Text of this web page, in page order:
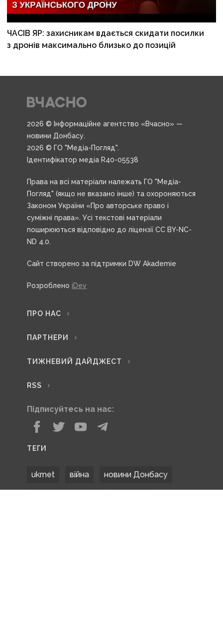
ЧАСІВ ЯР: захисникам вдається скидати посилки
з дронів максимально близько до позицій
2026 © Інформаційне агентство «Вчасно» —
новини Донбасу.
2026 © ГО "Медіа-Погляд".
Ідентифікатор медіа R40-05538
Права на всі матеріали належать ГО "Медіа-
Погляд" (якщо не вказано інше) та охороняються
Законом України «Про авторське право і
суміжні права». Усі текстові матеріали
поширюються відповідно до ліцензії CC BY-NC-
ND 4.0.
Сайт створено за підтримки DW Akademie
Розроблено iDev
ПРО НАС
ПАРТНЕРИ
ТИЖНЕВИЙ ДАЙДЖЕСТ
RSS
Підписуйтесь на нас:
ТЕГИ
ukrnet війна новини Донбасу